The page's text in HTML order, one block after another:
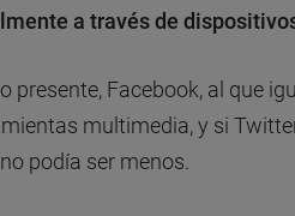
a través de
presente, Facebook, al que
multimedia, y si
podía ser menos.